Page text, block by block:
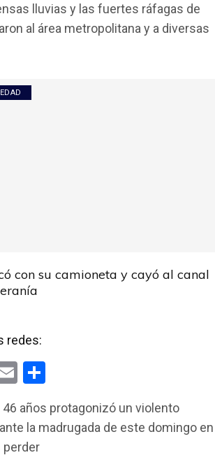
ail m
p
lluvias y las fuertes ráfagas de
al área metropolitana y a diversas
con su camioneta y cayó al canal
redes:
E
ail m
p
años protagonizó un violento
la madrugada de este domingo en
perder